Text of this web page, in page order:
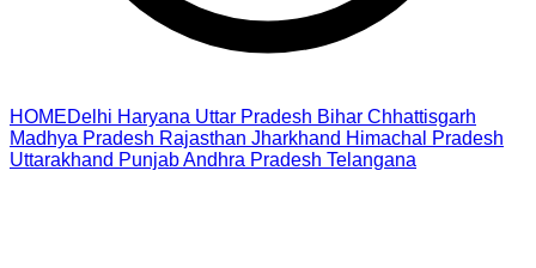
HOMEDelhi Haryana Uttar Pradesh Bihar Chhattisgarh
Madhya Pradesh Rajasthan Jharkhand Himachal Pradesh
Uttarakhand PunjabAndhra Pradesh Telangana